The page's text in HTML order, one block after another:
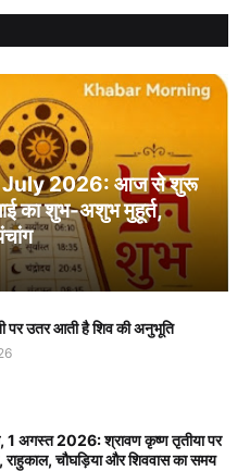
July 2026: आज से शुरू
का शुभ-अशुभ मुहूर्त,
पर उतर आती है शिव की अनुभूति
1 अगस्त 2026: श्रावण कृष्ण तृतीया पर
राहुकाल, चौघड़िया और शिववास का समय